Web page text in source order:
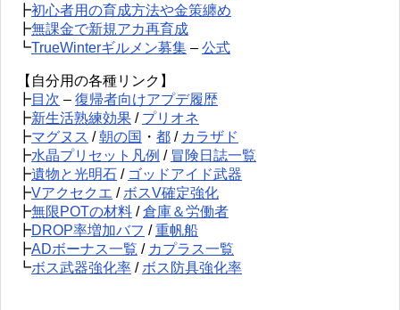
┣初心者用の育成方法や金策纏め
┣無課金で新規アカ再育成
┗TrueWinterギルメン募集 – 公式
【自分用の各種リンク】
┣目次 – 復帰者向けアプデ履歴
┣新生活熟練効果 / プリオネ
┣マグヌス /朝の国 ・ 都 / カラザド
┣水晶プリセット凡例 / 冒険日誌一覧
┣遺物と光明石 / ゴッドアイド武器
┣Vアクセクエ / ボスV確定強化
┣無限POTの材料 /倉庫＆労働者
┣DROP率増加バフ /重帆船
┣ADボーナス一覧 / カプラス一覧
┗ボス武器強化率 / ボス防具強化率